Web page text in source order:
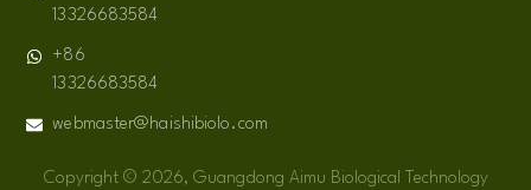
13326683584
+86
13326683584
webmaster@haishibiolo.com
Copyright © 2026, Guangdong Aimu Biological Technology